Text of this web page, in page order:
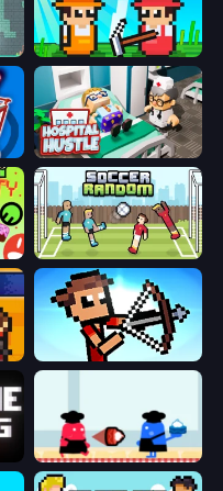
Farmer Challenge Party
Hospital Hustle
Soccer Random
Stick Archers Battle
Clash of Cakes